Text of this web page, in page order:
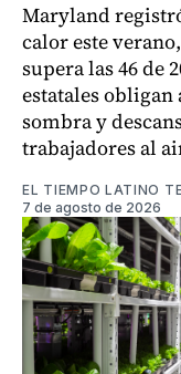
Maryland
calor este
supera las 46 de
estatales obligan
sombra y
trabajadores al
EL TIEMPO LATINO
7 de agosto de 2026